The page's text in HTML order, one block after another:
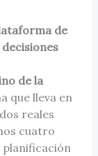
de
de la
que lleva en
reales
cuatro
planificación